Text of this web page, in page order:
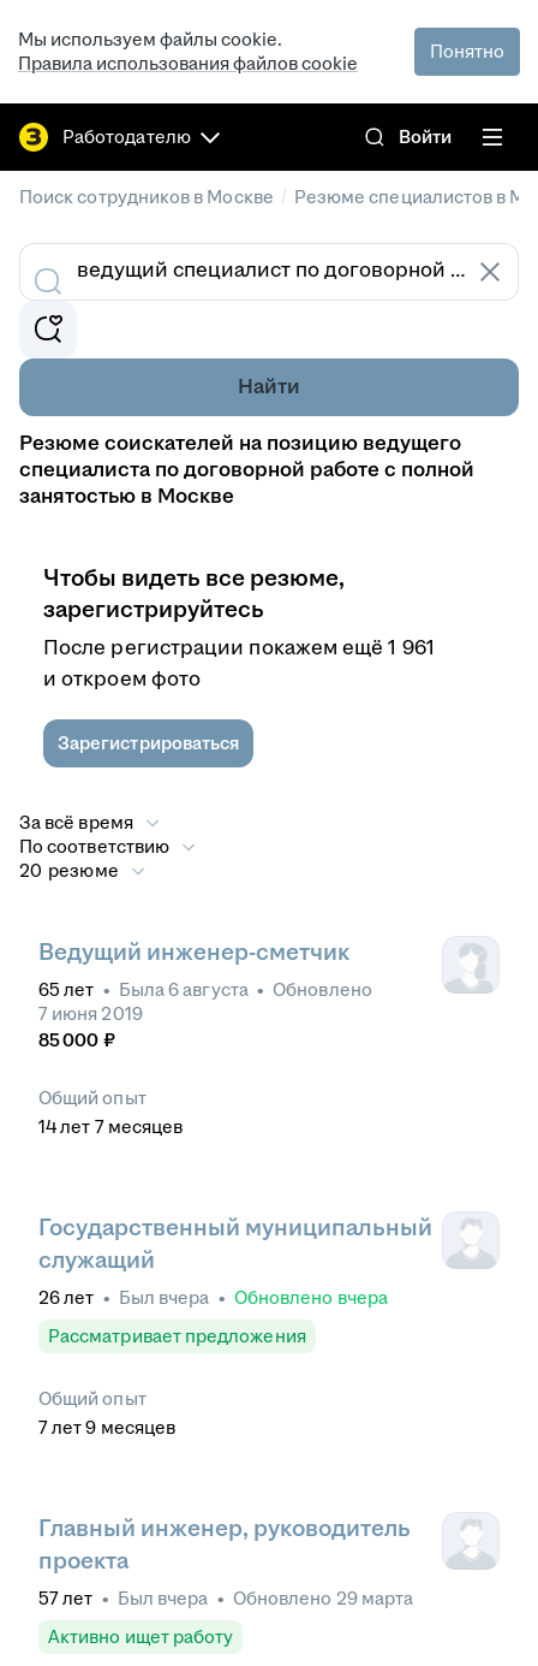
Мы используем файлы cookie.
Правила использования файлов cookie
Понятно
Работодателю Войти
Поиск сотрудников в Москве / Резюме специалистов в
Найти
Резюме соискателей на позицию ведущего
специалиста по договорной работе с полной
занятостью в Москве
Чтобы видеть все резюме,
зарегистрируйтесь
После регистрации покажем ещё 1 961
и откроем фото
Зарегистрироваться
За всё время
По соответствию
20 резюме
Ведущий инженер-сметчик
65 лет • Была6 августа • Обновлено
7 июня 2019
85 000 ₽
Общий опыт
14лет 7 месяцев
Государственный муниципальный
служащий
26лет • Был вчера • Обновлено вчера
Рассматривает предложения
Общий опыт
7лет 9 месяцев
Главный инженер, руководитель
проекта
57лет • Был вчера • Обновлено 29 марта
Активно ищет работу